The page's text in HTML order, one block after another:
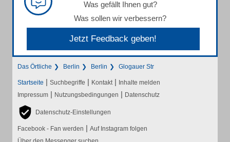
Was gefällt Ihnen gut?
Was sollen wir verbessern?
Jetzt Feedback geben!
Das Örtliche Berlin Berlin Glogauer Str
Startseite | Suchbegriffe | Kontakt | Inhalte melden
Impressum | Nutzungsbedingungen | Datenschutz
Datenschutz-Einstellungen
Facebook - Fan werden | Auf Instagram folgen